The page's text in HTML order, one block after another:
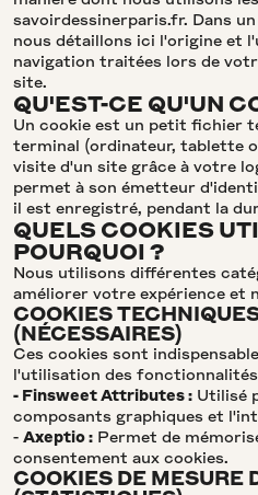
savoirdessinerparis.fr. Dans
nous détaillons ici l'origine et
navigation traitées lors de
site.
QU'EST-CE QU'UN
Un cookie est un petit fichier
terminal (ordinateur, tablette
visite d'un site grâce à votre
permet à son émetteur
il est enregistré, pendant la
QUELS COOKIES
POURQUOI ?
Nous utilisons différentes
améliorer votre expérience et
COOKIES
(NÉCESSAIRES)
Ces cookies sont
l'utilisation des
- Finsweet Attributes : Utilisé
composants graphiques et
- Axeptio : Permet de
consentement aux cookies.
COOKIES DE MESURE